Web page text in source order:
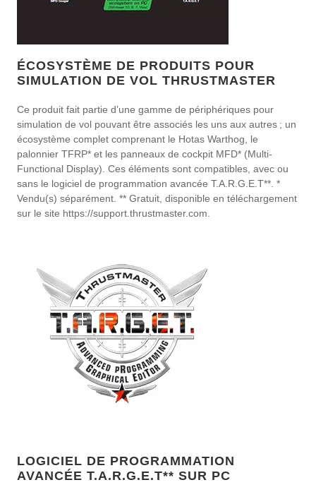
ÉCOSYSTÈME DE PRODUITS POUR
SIMULATION DE VOL THRUSTMASTER
Ce produit fait partie d’une gamme de périphériques pour
simulation de vol pouvant être associés les uns aux autres ; un
écosystème complet comprenant le Hotas Warthog, le
palonnier TFRP* et les panneaux de cockpit MFD* (Multi-
Functional Display). Ces éléments sont compatibles, avec ou
sans le logiciel de programmation avancée T.A.R.G.E.T**. *
Vendu(s) séparément. ** Gratuit, disponible en téléchargement
sur le site https://support.thrustmaster.com.
LOGICIEL DE PROGRAMMATION
AVANCÉE T.A.R.G.E.T** SUR PC